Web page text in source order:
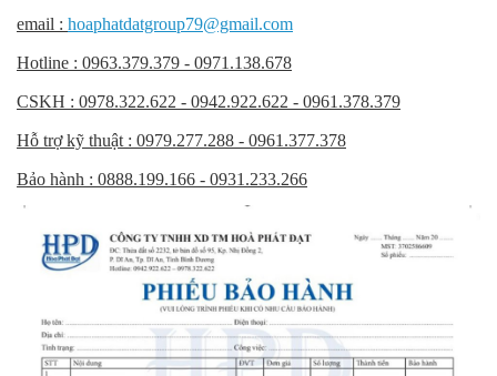
email : hoaphatdatgroup79@gmail.com
Hotline : 0963.379.379 - 0971.138.678
CSKH : 0978.322.622 - 0942.922.622 - 0961.378.379
Hỗ trợ kỹ thuật : 0979.277.288 - 0961.377.378
Bảo hành : 0888.199.166 - 0931.233.266